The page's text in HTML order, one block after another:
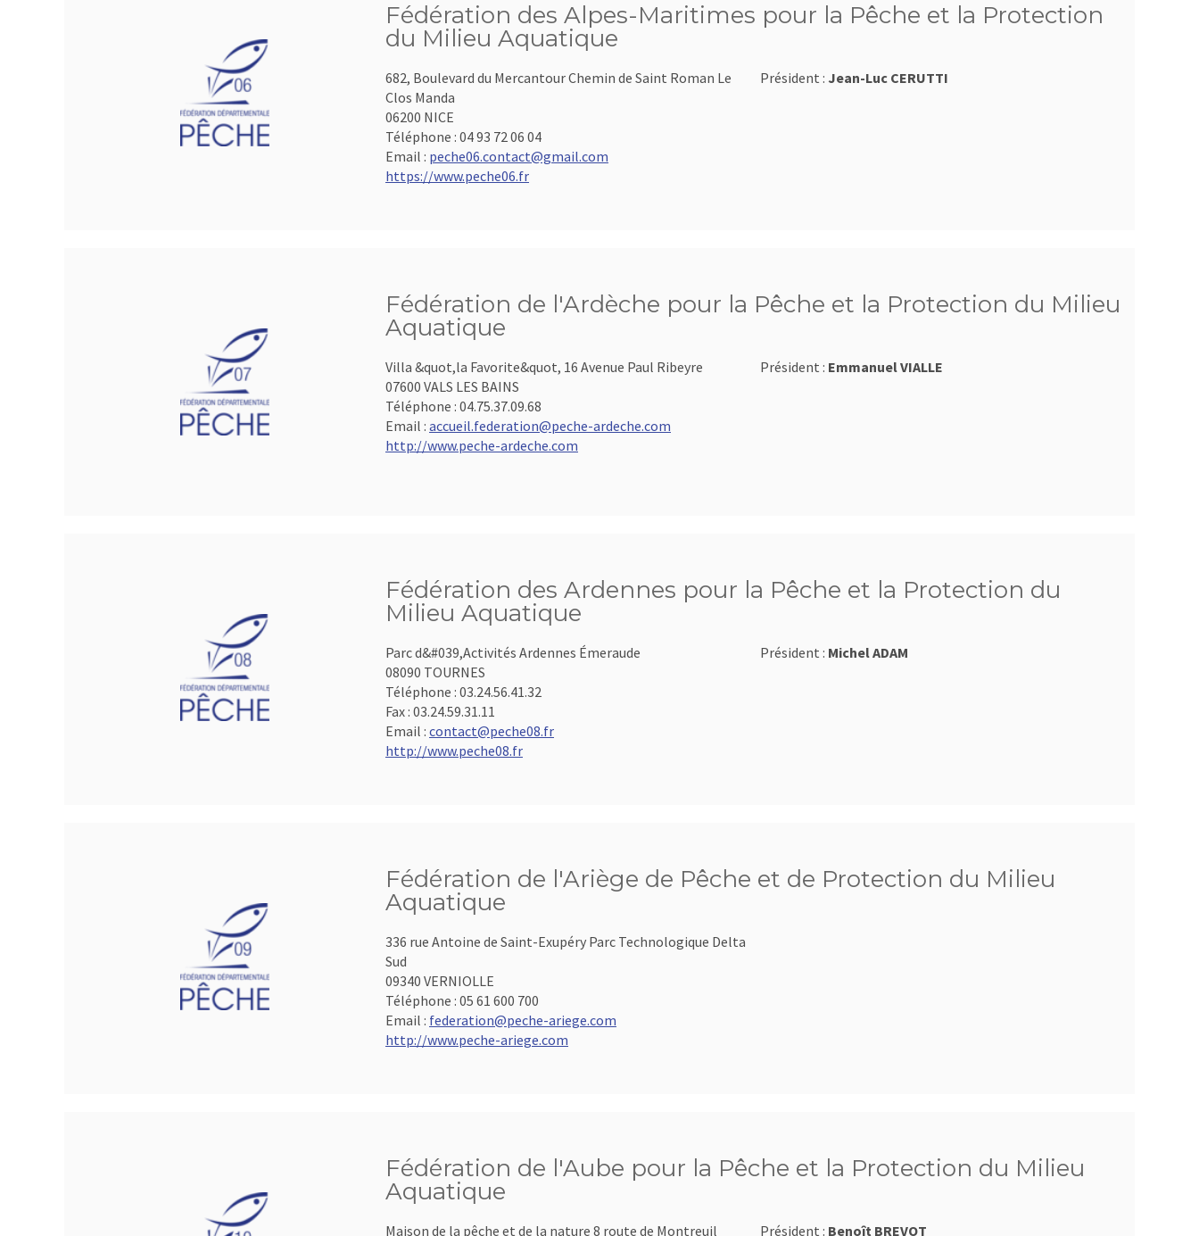
Fédération des Alpes-Maritimes pour la Pêche et la Protection
du Milieu Aquatique
682, Boulevard du Mercantour Chemin de Saint Roman Le
Clos Manda
06200 NICE
Téléphone : 04 93 72 06 04
Email : peche06.contact@gmail.com
https://www.peche06.fr
Président : Jean-Luc CERUTTI
Fédération de l'Ardèche pour la Pêche et la Protection du Milieu
Aquatique
Villa &quot,la Favorite&quot, 16 Avenue Paul Ribeyre
07600 VALS LES BAINS
Téléphone : 04.75.37.09.68
Email : accueil.federation@peche-ardeche.com
http://www.peche-ardeche.com
Président : Emmanuel VIALLE
Fédération des Ardennes pour la Pêche et la Protection du
Milieu Aquatique
Parc d&#039,Activités Ardennes Émeraude
08090 TOURNES
Téléphone : 03.24.56.41.32
Fax : 03.24.59.31.11
Email : contact@peche08.fr
http://www.peche08.fr
Président : Michel ADAM
Fédération de l'Ariège de Pêche et de Protection du Milieu
Aquatique
336 rue Antoine de Saint-Exupéry Parc Technologique Delta
Sud
09340 VERNIOLLE
Téléphone : 05 61 600 700
Email : federation@peche-ariege.com
http://www.peche-ariege.com
Fédération de l'Aube pour la Pêche et la Protection du Milieu
Aquatique
Maison de la pêche et de la nature 8 route de Montreuil Président : Benoît BREVOT